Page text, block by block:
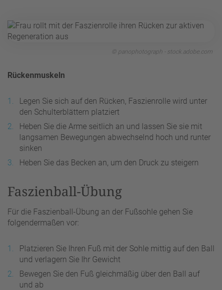
© panophotograph - stock.adobe.com
Rückenmuskeln
Legen Sie sich auf den Rücken, Faszienrolle wird unter
den Schulterblättern platziert
Heben Sie die Arme seitlich an und lassen Sie sie mit
langsamen Bewegungen abwechselnd hoch und runter
sinken
Heben Sie das Becken an, um den Druck zu steigern
Faszienball-Übung
Für die Faszienball-Übung an der Fußsohle gehen Sie
folgendermaßen vor:
Platzieren Sie Ihren Fuß mit der Sohle mittig auf den Ball
und verlagern Sie Ihr Gewicht
Bewegen Sie den Fuß gleichmäßig über den Ball auf
und ab